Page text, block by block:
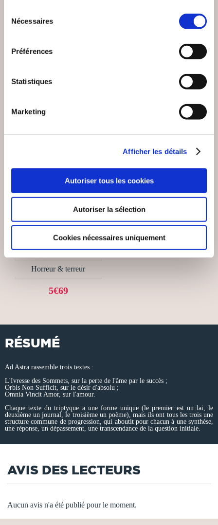
Nécessaires
Préférences
Statistiques
Marketing
Afficher les détails
Autoriser tous les cookies
Autoriser la sélection
Cookies nécessaires uniquement
VOUS AIMEREZ AUSSI
albert charrier fisk
LA BIENVEILLANCE
Horreur & terreur
5€69
RÉSUMÉ
Ad Astra rassemble trois textes :
L'Ivresse des Sommets, sur la perte de l'âme par le succès ;
Orbis Non Sufficit, sur le désir d'absolu ;
Omnia Vincit Amor, sur l'amour.
Chaque texte du triptyque a une forme unique (le premier est un lai, le
deuxième un journal, le troisième un poème), mais ils ont tous les trois une
structure commune de progression, qui aboutit pour chacun à une synthèse,
une réponse, un dépassement, une transcendance de la question initiale.
AVIS DES LECTEURS
Aucun avis n'a été publié pour le moment.